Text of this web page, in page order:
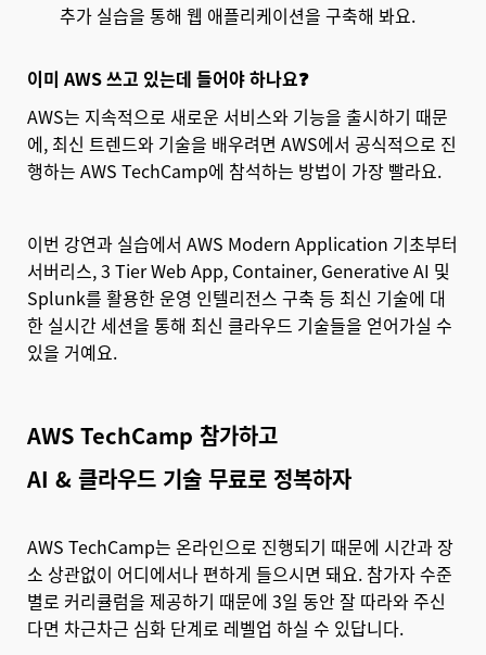
추가 실습을 통해 웹 애플리케이션을 구축해 봐요.
이미 AWS 쓰고 있는데 들어야 하나요❓
AWS는 지속적으로 새로운 서비스와 기능을 출시하기 때문
에, 최신 트렌드와 기술을 배우려면 AWS에서 공식적으로 진
행하는 AWS TechCamp에 참석하는 방법이 가장 빨라요.
이번 강연과 실습에서 AWS Modern Application 기초부터
서버리스, 3 Tier Web App, Container, Generative AI 및
Splunk를 활용한 운영 인텔리전스 구축 등 최신 기술에 대
한 실시간 세션을 통해 최신 클라우드 기술들을 얻어가실 수
있을 거예요.
AWS TechCamp 참가하고
AI & 클라우드 기술 무료로 정복하자
AWS TechCamp는 온라인으로 진행되기 때문에 시간과 장
소 상관없이 어디에서나 편하게 들으시면 돼요. 참가자 수준
별로 커리큘럼을 제공하기 때문에 3일 동안 잘 따라와 주신
다면 차근차근 심화 단계로 레벨업 하실 수 있답니다.